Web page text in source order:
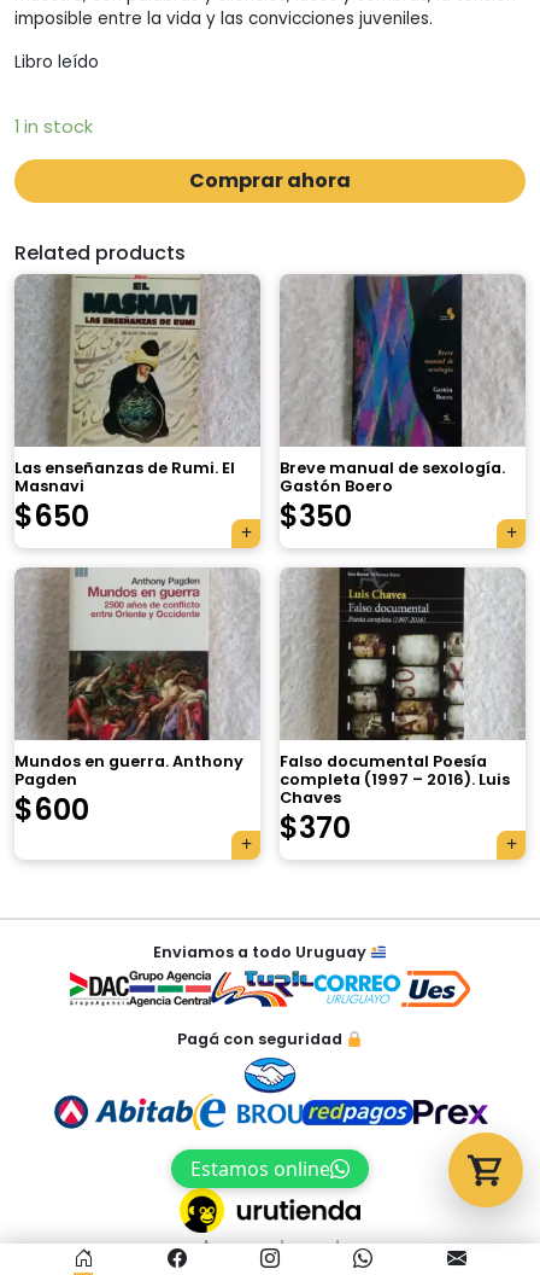
imposible entre la vida y las convicciones juveniles.
Libro leído
1 in stock
Comprar ahora
Related products
Las enseñanzas de Rumi. El
Masnavi
$650
Breve manual de sexología.
Gastón Boero
$350
Mundos en guerra. Anthony
Pagden
$600
Falso documental Poesía
completa (1997 – 2016). Luis
Chaves
$370
Navegación
entradas
Enviamos a todo Uruguay
Pagá con seguridad
Estamos online
Acceso al panel
×
Tu carrito está vacío.
Agregá un producto y aparecerá acá
automáticamente.